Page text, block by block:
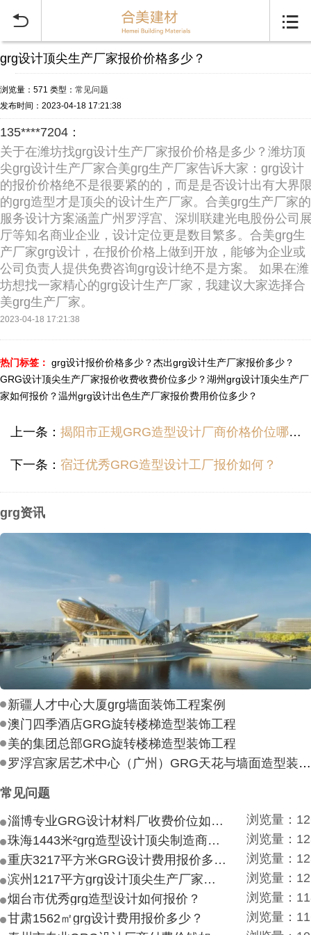
 
grg设计顶尖生产厂家报价价格多少？
浏览量：571 类型： 常见问题
发布时间：2023-04-18 17:21:38
135****7204：
关于在潍坊找grg设计生产厂家报价价格是多少？潍坊顶
尖grg设计生产厂家合美grg生产厂家告诉大家：grg设计
的报价价格绝不是很要紧的的，而是是否设计出有大界
的grg造型才是顶尖的设计生产厂家。合美grg生产厂家的
服务设计方案涵盖广州罗浮宫、深圳联建光电股份公司
厅等知名商业企业，设计定位更是数目繁多。合美grg生
产厂家grg设计，在报价价格上做到开放，能够为企业或
公司负责人提供免费咨询grg设计绝不是方案。 如果在潍
坊想找一家精心的grg设计生产厂家，我建议大家选择合
美grg生产厂家。
2023-04-18 17:21:38
热门标签： grg设计报价价格多少？杰出grg设计生产厂家报价多少？
GRG设计顶尖生产厂家报价收费收费价位多少？湖州grg设计顶尖生产厂
家如何报价？温州grg设计出色生产厂家报价费用价位多少？
上一条： 揭阳市正规GRG造型设计厂商价格价位哪里便宜？
下一条： 宿迁优秀GRG造型设计工厂报价如何？
grg资讯
新疆人才中心大厦grg墙面装饰工程案例
澳门四季酒店GRG旋转楼梯造型装饰工程
美的集团总部GRG旋转楼梯造型装饰工程
罗浮宫家居艺术中心（广州）GRG天花与墙面造型装饰工程
常见问题
淄博专业GRG设计材料厂收费价位如何？
浏览量：
珠海1443米²grg造型设计顶尖制造商付费付费多少？
浏览量：
重庆3217平方米GRG设计费用报价多少？
浏览量：
滨州1217平方grg设计顶尖生产厂家价目如何？
浏览量：
烟台市优秀grg造型设计如何报价？
浏览量：
甘肃1562㎡grg设计费用报价多少？
浏览量：